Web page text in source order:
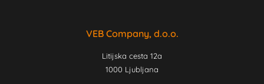
VEB Company, d.o.o.
Litijska cesta 12a
1000 Ljubljana